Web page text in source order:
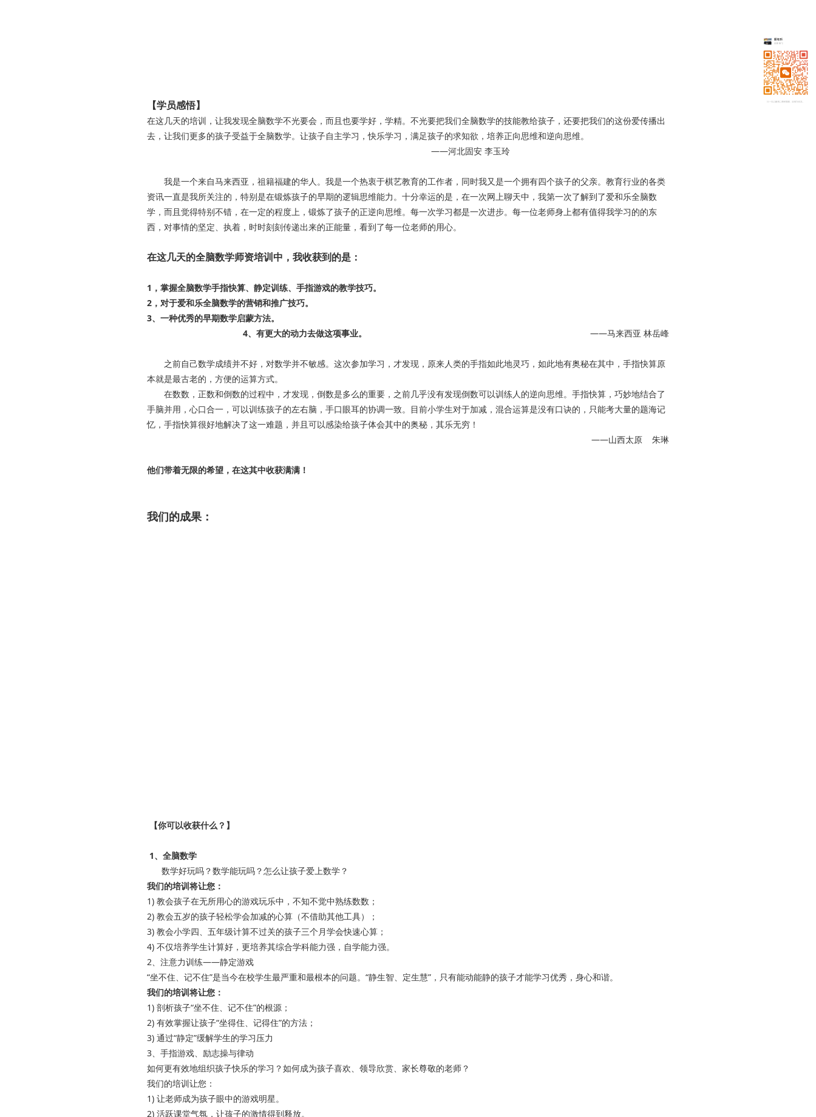
【学员感悟】
在这几天的培训，让我发现全脑数学不光要会，而且也要学好，学精。不光要把我们全脑数学的技能教给孩子，还要把我们的这份爱传播出
去，让我们更多的孩子受益于全脑数学。让孩子自主学习，快乐学习，满足孩子的求知欲，培养正向思维和逆向思维。
——河北固安 李玉玲
我是一个来自马来西亚，祖籍福建的华人。我是一个热衷于棋艺教育的工作者，同时我又是一个拥有四个孩子的父亲。教育行业的各类
资讯一直是我所关注的，特别是在锻炼孩子的早期的逻辑思维能力。十分幸运的是，在一次网上聊天中，我第一次了解到了爱和乐全脑数
学，而且觉得特别不错，在一定的程度上，锻炼了孩子的正逆向思维。每一次学习都是一次进步。每一位老师身上都有值得我学习的的东
西，对事情的坚定、执着，时时刻刻传递出来的正能量，看到了每一位老师的用心。
在这几天的全脑数学师资培训中，我收获到的是：
1，掌握全脑数学手指快算、静定训练、手指游戏的教学技巧。
2，对于爱和乐全脑数学的营销和推广技巧。
3、一种优秀的早期数学启蒙方法。
4、有更大的动力去做这项事业。
——马来西亚 林岳峰
之前自己数学成绩并不好，对数学并不敏感。这次参加学习，才发现，原来人类的手指如此地灵巧，如此地有奥秘在其中，手指快算原
本就是最古老的，方便的运算方式。
在数数，正数和倒数的过程中，才发现，倒数是多么的重要，之前几乎没有发现倒数可以训练人的逆向思维。手指快算，巧妙地结合了
手脑并用，心口合一，可以训练孩子的左右脑，手口眼耳的协调一致。目前小学生对于加减，混合运算是没有口诀的，只能考大量的题海记
忆，手指快算很好地解决了这一难题，并且可以感染给孩子体会其中的奥秘，其乐无穷！
——山西太原 朱琳
他们带着无限的希望，在这其中收获满满！
我们的成果：
【你可以收获什么？】
1、全脑数学
数学好玩吗？数学能玩吗？怎么让孩子爱上数学？
我们的培训将让您：
1) 教会孩子在无所用心的游戏玩乐中，不知不觉中熟练数数；
2) 教会五岁的孩子轻松学会加减的心算（不借助其他工具）；
3) 教会小学四、五年级计算不过关的孩子三个月学会快速心算；
4) 不仅培养学生计算好，更培养其综合学科能力强，自学能力强。
2、注意力训练——静定游戏
“坐不住、记不住”是当今在校学生最严重和最根本的问题。“静生智、定生慧”，只有能动能静的孩子才能学习优秀，身心和谐。
我们的培训将让您：
1) 剖析孩子“坐不住、记不住”的根源；
2) 有效掌握让孩子“坐得住、记得住”的方法；
3) 通过“静定”缓解学生的学习压力
3、手指游戏、励志操与律动
如何更有效地组织孩子快乐的学习？如何成为孩子喜欢、领导欣赏、家长尊敬的老师？
我们的培训让您：
1) 让老师成为孩子眼中的游戏明星。
2) 活跃课堂气氛，让孩子的激情得到释放。